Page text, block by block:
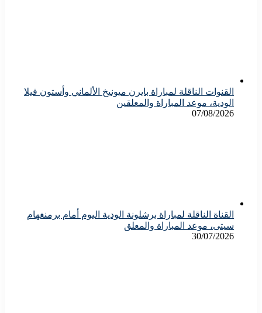
القنوات الناقلة لمباراة بايرن ميونيخ الألماني وأستون فيلا
الودية، موعد المباراة والمعلقين
07/08/2026
القناة الناقلة لمباراة برشلونة الودية اليوم أمام برمنغهام
سيتى، موعد المباراة والمعلق
30/07/2026